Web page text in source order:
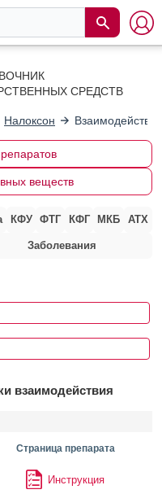
СРЕДСТВ
Налоксон
веществ
КФУ ФТГ КФГ МКБ АТХ
Заболевания
взаимодействия
Страница препарата
Инструкция